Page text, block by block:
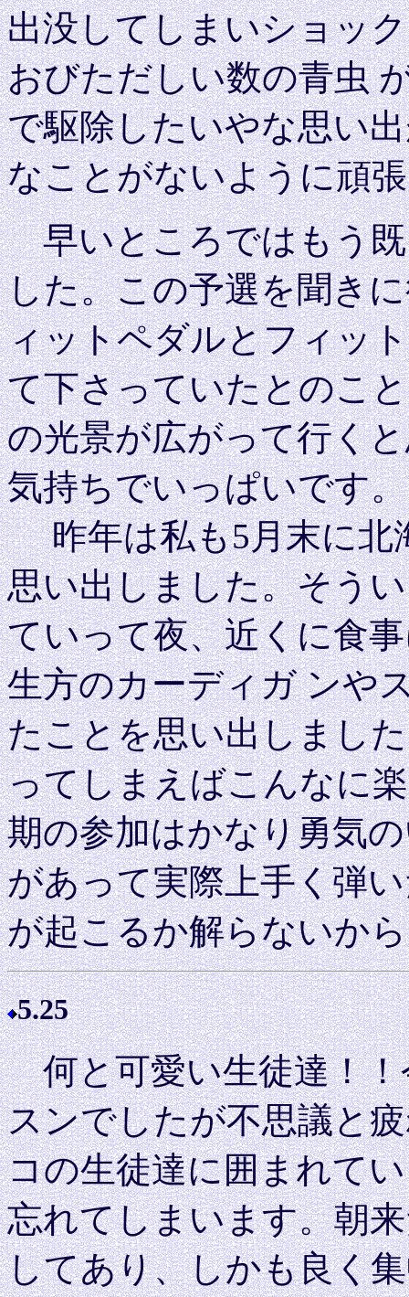
出没してしまいショッ
おびただしい数の青虫
で駆除したいやな思い
なことがないように頑
早いところではもう既
した。この予選を聞き
ィットペダルとフィッ
て下さっていたとのこ
の光景が広がって行く
気持ちでいっぱいです。
昨年は私も5月末に北
思い出しました。そう
ていって夜、近くに食
生方のカーディガ ンや
たことを思い出しまし
ってしまえばこんなに
期の参加はかなり勇気
があって実際上手く弾
が起こるか解らないか
5.25
何と可愛い生徒達！！
スンでしたが不思議と
コの生徒達に囲まれて
忘れてしまいます。朝
してあり、しかも良く